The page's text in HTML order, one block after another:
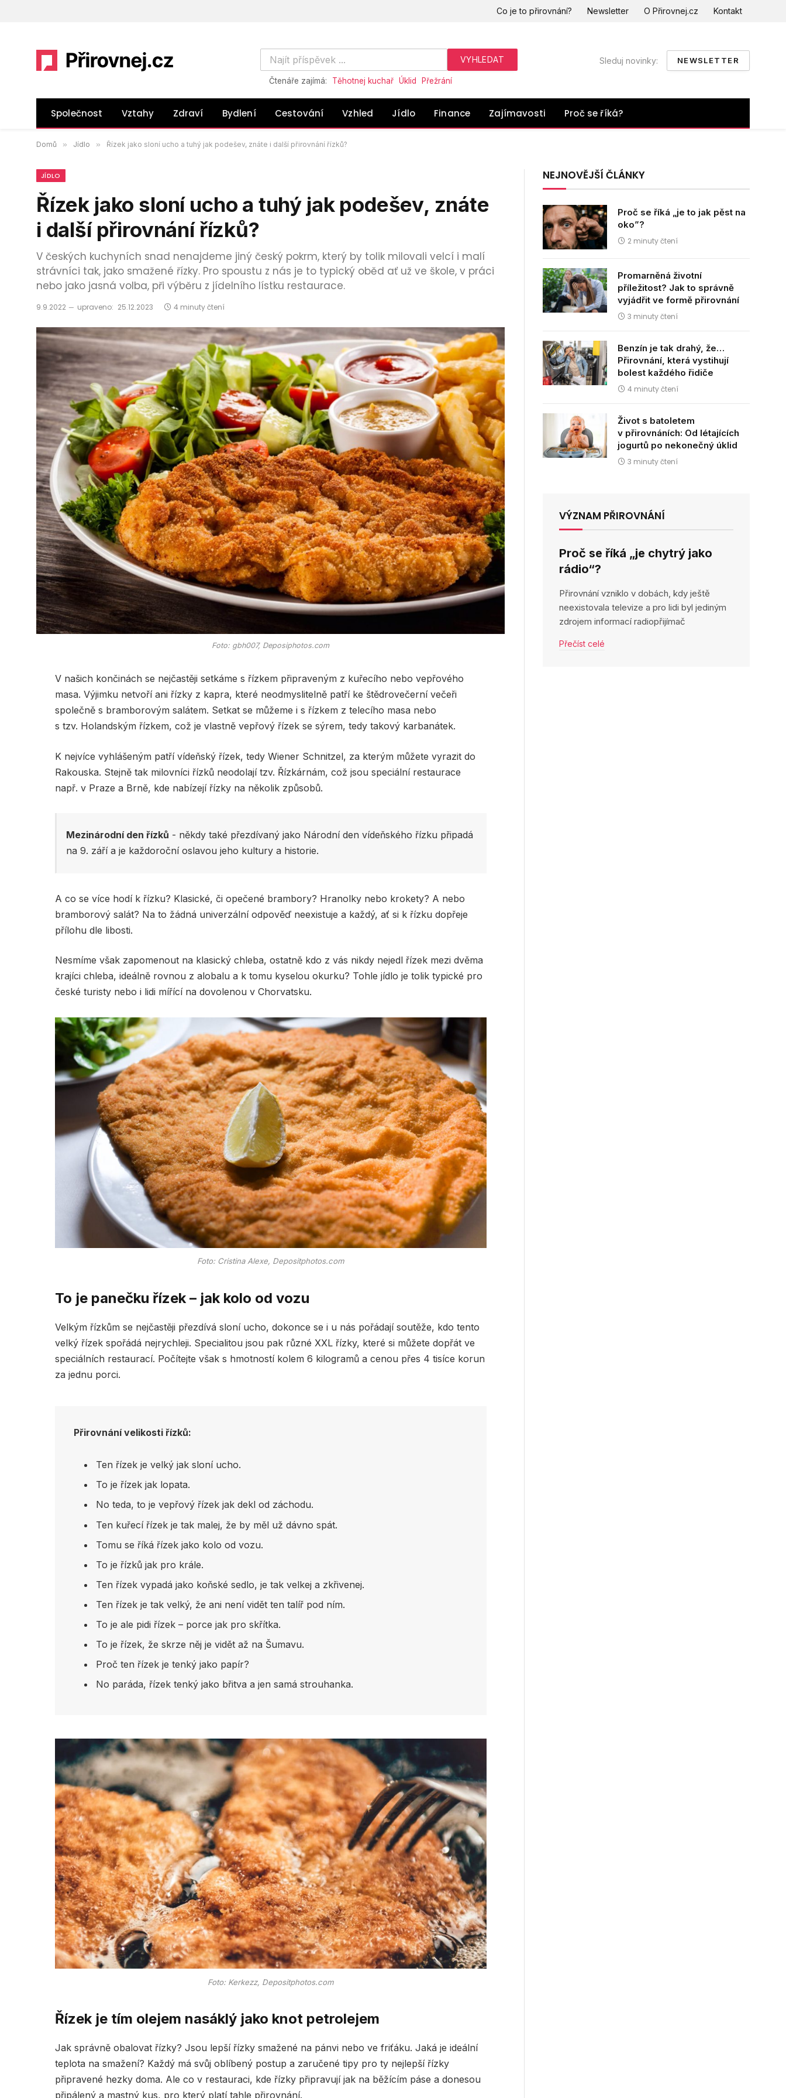
Co je to přirovnání? Newsletter O Přirovnej.cz Kontakt
Čtenáře zajímá: Těhotnej kuchař Úklid Přežrání
Sleduj novinky: NEWSLETTER
Společnost Vztahy Zdraví Bydlení Cestování Vzhled Jídlo Finance Zajímavosti Proč se říká?
Domů » Jídlo » Řízek jako sloní ucho a tuhý jak podešev, znáte i další přirovnání řízků?
JÍDLO
Řízek jako sloní ucho a tuhý jak podešev, znáte
i další přirovnání řízků?
V českých kuchyních snad nenajdeme jiný český pokrm, který by tolik milovali velcí i malí
strávníci tak, jako smažené řízky. Pro spoustu z nás je to typický oběd ať už ve škole, v práci
nebo jako jasná volba, při výběru z jídelního lístku restaurace.
9.9.2022 upraveno: 25.12.2023 4 minuty čtení
Foto: gbh007, Deposiphotos.com
V našich končinách se nejčastěji setkáme s řízkem připraveným z kuřecího nebo vepřového
masa. Výjimku netvoří ani řízky z kapra, které neodmyslitelně patří ke štědrovečerní večeři
společně s bramborovým salátem. Setkat se můžeme i s řízkem z telecího masa nebo
s tzv. Holandským řízkem, což je vlastně vepřový řízek se sýrem, tedy takový karbanátek.
K nejvíce vyhlášeným patří vídeňský řízek, tedy Wiener Schnitzel, za kterým můžete vyrazit do
Rakouska. Stejně tak milovníci řízků neodolají tzv. Řízkárnám, což jsou speciální restaurace
např. v Praze a Brně, kde nabízejí řízky na několik způsobů.
Mezinárodní den řízků - někdy také přezdívaný jako Národní den vídeňského řízku připadá
na 9. září a je každoroční oslavou jeho kultury a historie.
A co se více hodí k řízku? Klasické, či opečené brambory? Hranolky nebo krokety? A nebo
bramborový salát? Na to žádná univerzální odpověď neexistuje a každý, ať si k řízku dopřeje
přílohu dle libosti.
Nesmíme však zapomenout na klasický chleba, ostatně kdo z vás nikdy nejedl řízek mezi dvěma
krajíci chleba, ideálně rovnou z alobalu a k tomu kyselou okurku? Tohle jídlo je tolik typické pro
české turisty nebo i lidi mířící na dovolenou v Chorvatsku.
Foto: Cristina Alexe, Depositphotos.com
To je panečku řízek – jak kolo od vozu
Velkým řízkům se nejčastěji přezdívá sloní ucho, dokonce se i u nás pořádají soutěže, kdo tento
velký řízek spořádá nejrychleji. Specialitou jsou pak různé XXL řízky, které si můžete dopřát ve
speciálních restaurací. Počítejte však s hmotností kolem 6 kilogramů a cenou přes 4 tisíce korun
za jednu porci.
Přirovnání velikosti řízků:
Ten řízek je velký jak sloní ucho.
To je řízek jak lopata.
No teda, to je vepřový řízek jak dekl od záchodu.
Ten kuřecí řízek je tak malej, že by měl už dávno spát.
Tomu se říká řízek jako kolo od vozu.
To je řízků jak pro krále.
Ten řízek vypadá jako koňské sedlo, je tak velkej a zkřivenej.
Ten řízek je tak velký, že ani není vidět ten talíř pod ním.
To je ale pidi řízek – porce jak pro skřítka.
To je řízek, že skrze něj je vidět až na Šumavu.
Proč ten řízek je tenký jako papír?
No paráda, řízek tenký jako břitva a jen samá strouhanka.
Foto: Kerkezz, Depositphotos.com
Řízek je tím olejem nasáklý jako knot petrolejem
Jak správně obalovat řízky? Jsou lepší řízky smažené na pánvi nebo ve friťáku. Jaká je ideální
teplota na smažení? Každý má svůj oblíbený postup a zaručené tipy pro ty nejlepší řízky
připravené hezky doma. Ale co v restauraci, kde řízky připravují jak na běžícím páse a donesou
připálený a mastný kus, pro který platí tahle přirovnání.
NEJNOVĚJŠÍ ČLÁNKY
Proč se říká „je to jak pěst na
oko”?
2 minuty čtení
Promarněná životní
příležitost? Jak to správně
vyjádřit ve formě přirovnání
3 minuty čtení
Benzín je tak drahý, že…
Přirovnání, která vystihují
bolest každého řidiče
4 minuty čtení
Život s batoletem
v přirovnáních: Od létajících
jogurtů po nekonečný úklid
3 minuty čtení
VÝZNAM PŘIROVNÁNÍ
Proč se říká „je chytrý jako
rádio“?
Přirovnání vzniklo v dobách, kdy ještě
neexistovala televize a pro lidi byl jediným
zdrojem informací radiopřijímač
Přečíst celé